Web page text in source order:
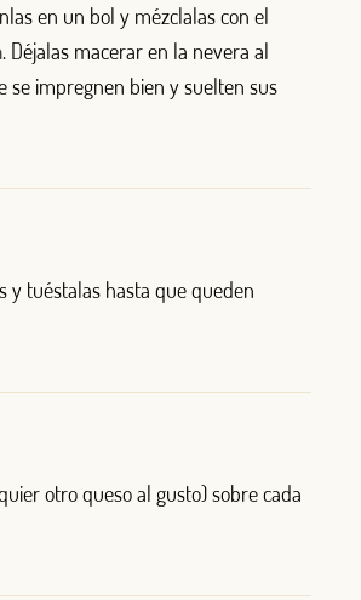
en un bol y mézclalas con el
. Déjalas macerar en la nevera al
se impregnen bien y suelten sus
y tuéstalas hasta que queden
otro queso al gusto) sobre cada